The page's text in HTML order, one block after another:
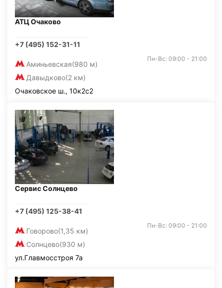
АТЦ Очаково
+7 (495) 152-31-11
Аминьевская(980 м)
Давыдково(2 км)
Пн-Вс: 09:00 - 21:00
Очаковское ш., 10к2с2
Сервис Солнцево
+7 (495) 125-38-41
Говорово(1,35 км)
Солнцево(930 м)
Пн-Вс: 09:00 - 21:00
ул.Главмосстроя 7а